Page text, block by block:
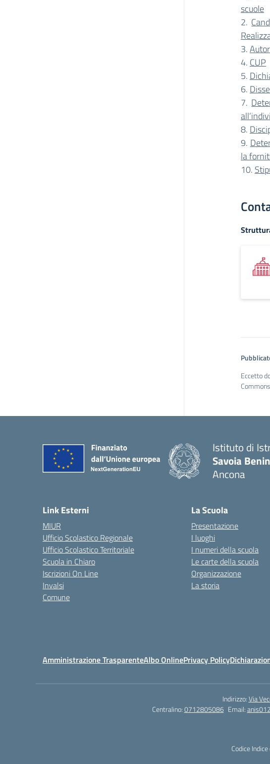
scuole
2.
3.
4. CUP
5.
6.
7.
8.
9.
la
10.
Eccetto
Istituto di
Savoia
Ancona
Link Esterni
MIUR
Ufficio Scolastico Regionale
Ufficio Scolastico Territoriale
Scuola in Chiaro
Iscrizioni On Line
Invalsi
Comune
La Scuola
Presentazione
I luoghi
I numeri della scuola
Le carte della scuola
Organizzazione
La storia
Amministrazione TrasparenteAlbo OnlinePrivacy Policy
Indirizzo:Via
Centralino:0712805086 Email:
Codice